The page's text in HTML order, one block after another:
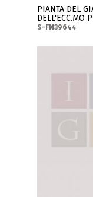
PIANTA DEL
DELL'ECC.MO
S-FN39644